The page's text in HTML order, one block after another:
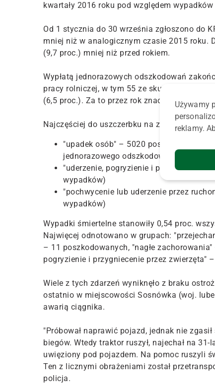
kwartały 2016 roku pod względem
Od 1 stycznia do 30 września zgłoszono do
mniej niż w analogicznym czasie 2015 roku.
(9,7 proc.) mniej niż przed rokiem.
Wypłatą jednorazowych odszkodowań
pracy rolniczej, w tym 55 ze skutkiem
(6,5 proc.). Za to przez rok znacznie, bo o
Najczęściej do uszczerbku na zdrowiu
"upadek osób" – 5020
jednorazowego odszkodowania)
"uderzenie, pogryzienie i przygniecenie
wypadków)
"pochwycenie lub uderzenie przez
wypadków)
Wypadki śmiertelne stanowiły 0,54 proc.
Najwięcej odnotowano w grupach:
– 11 poszkodowanych, "nagłe
pogryzienie i przygniecenie przez zwierzęta"
Wiele z tych zdarzeń wyniknęło z braku
ostatnio w miejscowości Sosnówka (woj.
awarią ciągnika.
"Próbował naprawić pojazd, jednak nie
biegów. Wtedy traktor ruszył, najechał na
uwięziony pod pojazdem. Na pomoc ruszyli
Ten z licznymi obrażeniami został
policja.
Używamy
reklamy.